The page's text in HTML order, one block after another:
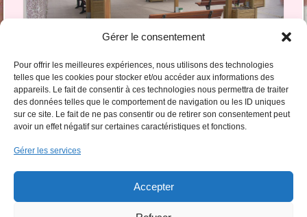
Gérer le consentement
Pour offrir les meilleures expériences, nous utilisons des technologies
telles que les cookies pour stocker et/ou accéder aux informations des
appareils. Le fait de consentir à ces technologies nous permettra de traiter
des données telles que le comportement de navigation ou les ID uniques
sur ce site. Le fait de ne pas consentir ou de retirer son consentement peut
avoir un effet négatif sur certaines caractéristiques et fonctions.
Gérer les services
Accepter
Commentaires clos, mais vous pouvez laisser un trackback: URL de Trackback.